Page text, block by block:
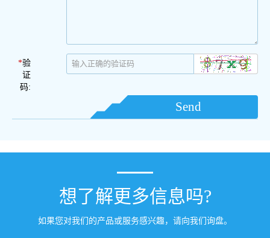
*验
证
码:
Send
想了解更多信息吗?
如果您对我们的产品或服务感兴趣，请向我们询盘。